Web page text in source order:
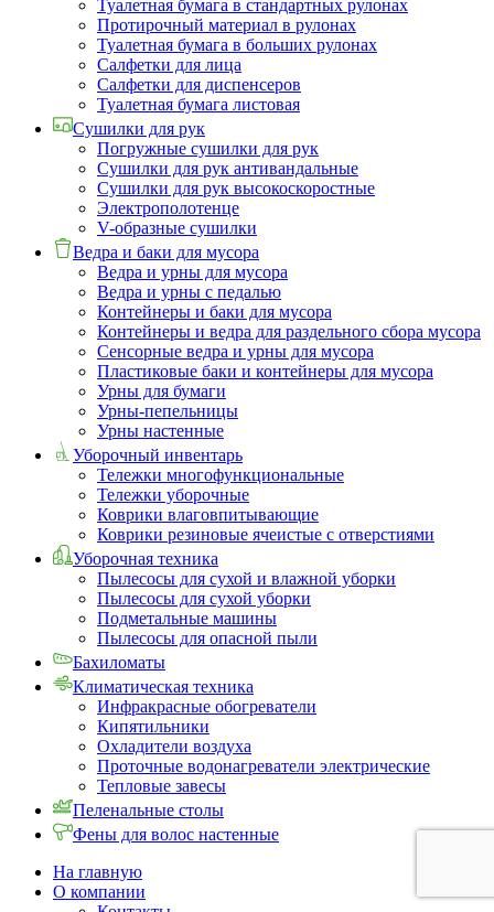
Туалетная бумага в стандартных рулонах
Протирочный материал в рулонах
Туалетная бумага в больших рулонах
Салфетки для лица
Салфетки для диспенсеров
Туалетная бумага листовая
Сушилки для рук
Погружные сушилки для рук
Сушилки для рук антивандальные
Сушилки для рук высокоскоростные
Электрополотенце
V-образные сушилки
Ведра и баки для мусора
Ведра и урны для мусора
Ведра и урны с педалью
Контейнеры и баки для мусора
Контейнеры и ведра для раздельного сбора мусора
Сенсорные ведра и урны для мусора
Пластиковые баки и контейнеры для мусора
Урны для бумаги
Урны-пепельницы
Урны настенные
Уборочный инвентарь
Тележки многофункциональные
Тележки уборочные
Коврики влаговпитывающие
Коврики резиновые ячеистые с отверстиями
Уборочная техника
Пылесосы для сухой и влажной уборки
Пылесосы для сухой уборки
Подметальные машины
Пылесосы для опасной пыли
Бахиломаты
Климатическая техника
Инфракрасные обогреватели
Кипятильники
Охладители воздуха
Проточные водонагреватели электрические
Тепловые завесы
Пеленальные столы
Фены для волос настенные
На главную
О компании